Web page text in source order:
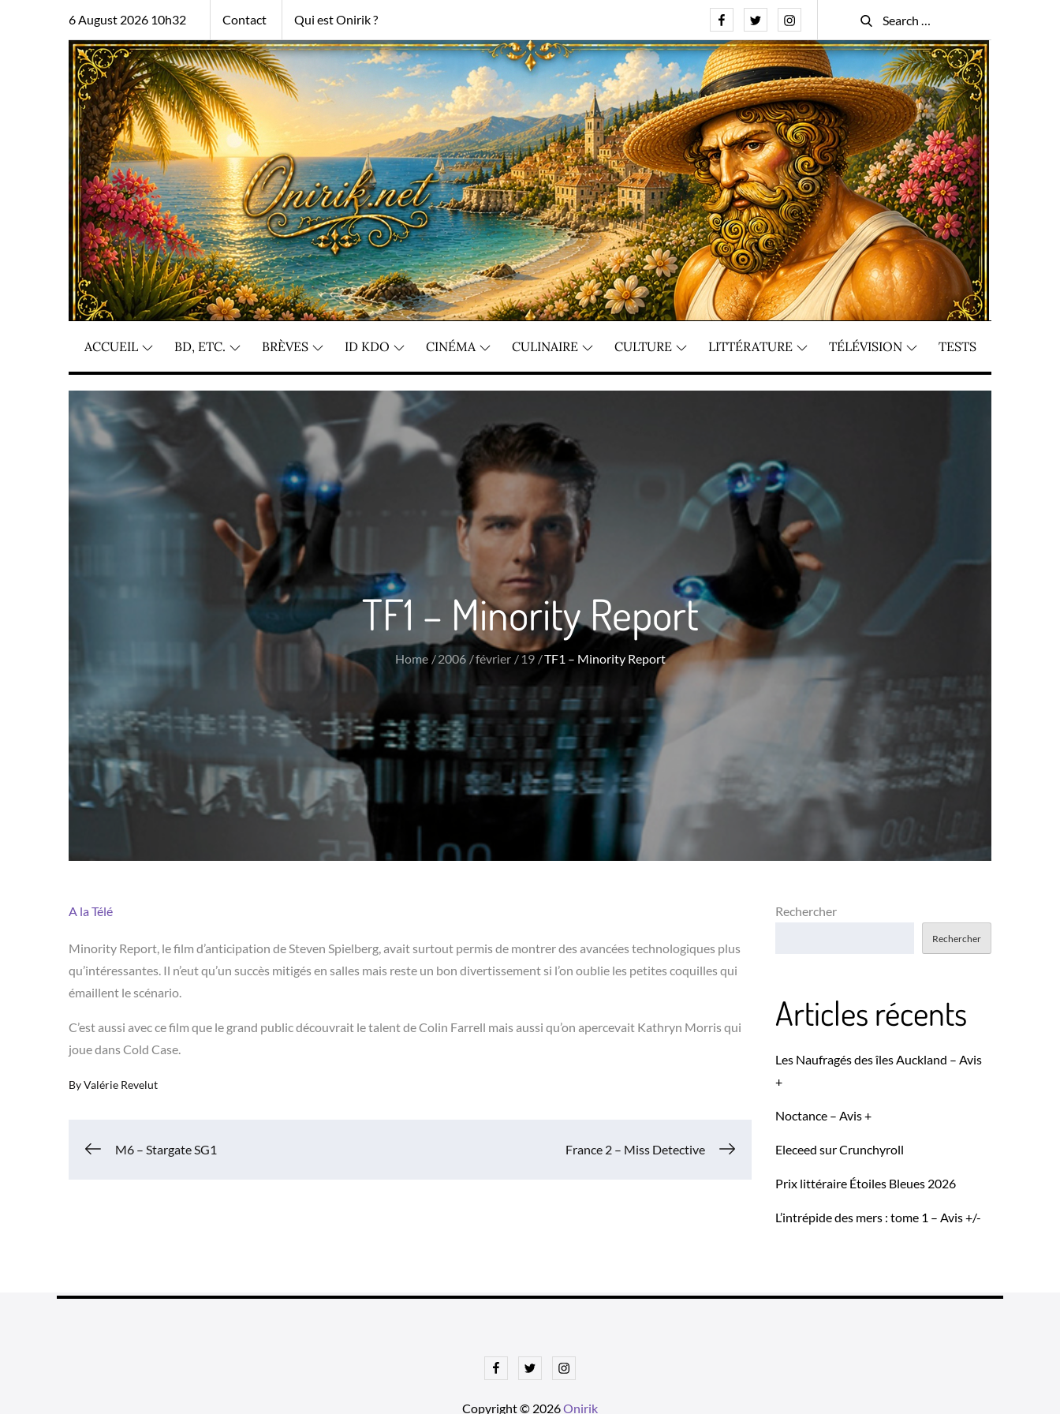
6 August 2026 10h32 Contact Qui est Onirik ? FacebookTwitterInstagram
Search
for:
Search
ACCUEIL BD, ETC. BRÈVES ID KDO CINÉMA CULINAIRE CULTURE LITTÉRATURE TÉLÉVISION TESTS
TF1 – Minority Report
Home 2006 février 19 TF1 – Minority Report
A la Télé
Minority Report, le film d’anticipation de Steven Spielberg, avait surtout permis de montrer des avancées technologiques plus
qu’intéressantes. Il n’eut qu’un succès mitigés en salles mais reste un bon divertissement si l’on oublie les petites coquilles qui
émaillent le scénario.
C’est aussi avec ce film que le grand public découvrait le talent de Colin Farrell mais aussi qu’on apercevait Kathryn Morris qui
joue dans Cold Case.
ByValérie Revelut
Navigation
M6 – Stargate SG1 France 2 – Miss Detective
Rechercher
Rechercher
Articles récents
Les Naufragés des îles Auckland – Avis
+
Noctance – Avis +
Eleceed sur Crunchyroll
Prix littéraire Étoiles Bleues 2026
L’intrépide des mers : tome 1 – Avis +/-
FacebookTwitterInstagram
Copyright © 2026Onirik